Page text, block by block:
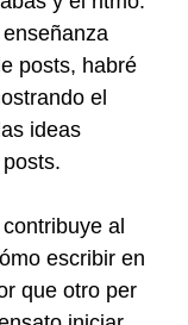
posts, habré
el
ideas
al
escribir en
que otro per